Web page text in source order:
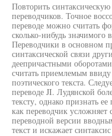
Повторить
переводчиков. Точное
переводе можно считать
сколько-нибудь значимого
Переводчики в основном
синтаксической связи
деепричастными
считать приемлемым
поэтического текста.
переводе JI. Лудянской
тексту, однако признать
как переводчик усложняет
переводной версии
текст и искажает